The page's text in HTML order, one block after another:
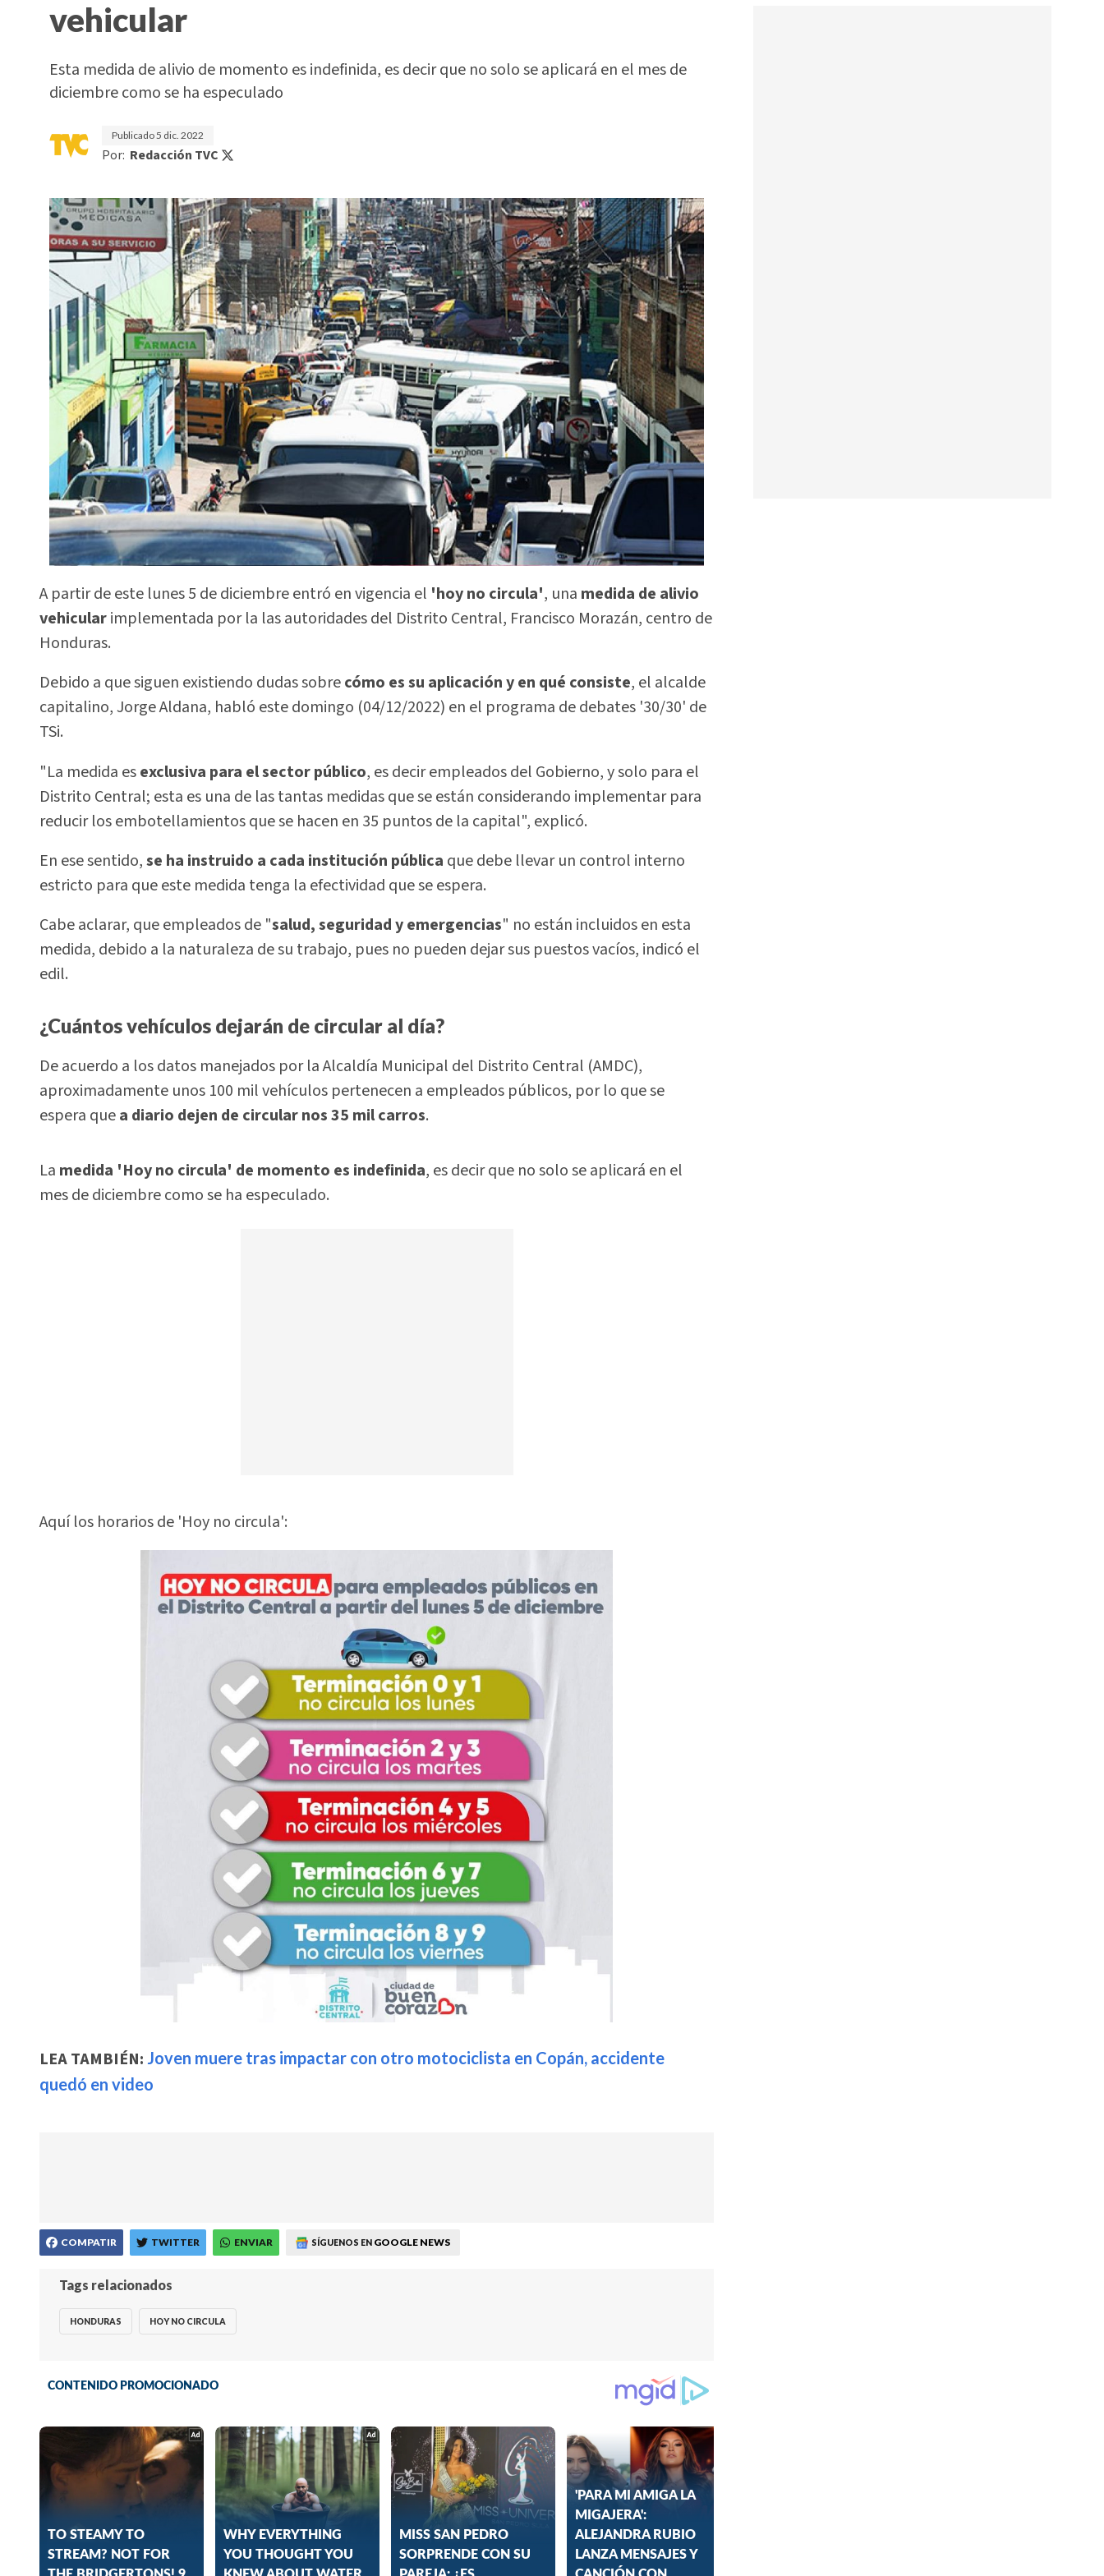
vehicular
Esta medida de alivio de momento es indefinida, es decir que no solo se aplicará en el mes de
diciembre como se ha especulado
Publicado5 dic. 2022
Por: Redacción TVC
A partir de este lunes 5 de diciembre entró en vigencia el 'hoy no circula', una medida de alivio
vehicularimplementada por la las autoridades del Distrito Central, Francisco Morazán, centro de
Honduras.
Debido a que siguen existiendo dudas sobrecómo es su aplicación y en qué consiste, el alcalde
capitalino, Jorge Aldana, habló este domingo (04/12/2022) en el programa de debates '30/30' de
TSi.
"La medida esexclusiva para el sector público, es decir empleados del Gobierno, y solo para el
Distrito Central; esta es una de las tantas medidas que se están considerando implementar para
reducir los embotellamientos que se hacen en 35 puntos de la capital", explicó.
En ese sentido,se ha instruido a cada institución pública que debe llevar un control interno
estricto para que este medida tenga la efectividad que se espera.
Cabe aclarar, que empleados de "salud, seguridad y emergencias" no están incluidos en esta
medida, debido a la naturaleza de su trabajo, pues no pueden dejar sus puestos vacíos, indicó el
edil.
¿Cuántos vehículos dejarán de circular al día?
De acuerdo a los datos manejados por la Alcaldía Municipal del Distrito Central (AMDC),
aproximadamente unos 100 mil vehículos pertenecen a empleados públicos, por lo que se
espera quea diario dejen de circular nos 35 mil carros.
La medida 'Hoy no circula' de momento es indefinida, es decir que no solo se aplicará en el
mes de diciembre como se ha especulado.
Aquí los horarios de 'Hoy no circula':
LEA TAMBIÉN: Joven muere tras impactar con otro motociclista en Copán, accidente
quedó en video
COMPATIR TWITTER ENVIAR SÍGUENOS EN GOOGLE NEWS
Tags relacionados
HONDURAS HOY NO CIRCULA